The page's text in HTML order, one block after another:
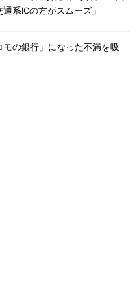
系ICの方がスムーズ」
の銀行」になった不満を吸